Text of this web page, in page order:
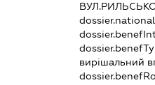
вирішальний